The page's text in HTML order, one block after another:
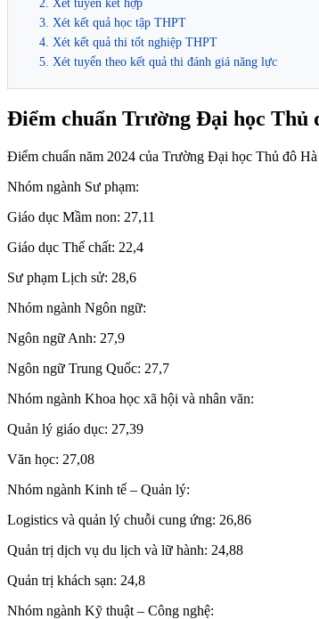
2. Xét tuyển kết hợp
3. Xét kết quả học tập THPT
4. Xét kết quả thi tốt nghiệp THPT
5. Xét tuyển theo kết quả thi đánh giá năng lực
Điểm chuẩn Trường Đại học Thủ
Điểm chuẩn năm 2024 của Trường Đại học Thủ đô
Nhóm ngành Sư phạm:
Giáo dục Mầm non: 27,11
Giáo dục Thể chất: 22,4
Sư phạm Lịch sử: 28,6
Nhóm ngành Ngôn ngữ:
Ngôn ngữ Anh: 27,9
Ngôn ngữ Trung Quốc: 27,7
Nhóm ngành Khoa học xã hội và nhân văn:
Quản lý giáo dục: 27,39
Văn học: 27,08
Nhóm ngành Kinh tế – Quản lý:
Logistics và quản lý chuỗi cung ứng: 26,86
Quản trị dịch vụ du lịch và lữ hành: 24,88
Quản trị khách sạn: 24,8
Nhóm ngành Kỹ thuật – Công nghệ: